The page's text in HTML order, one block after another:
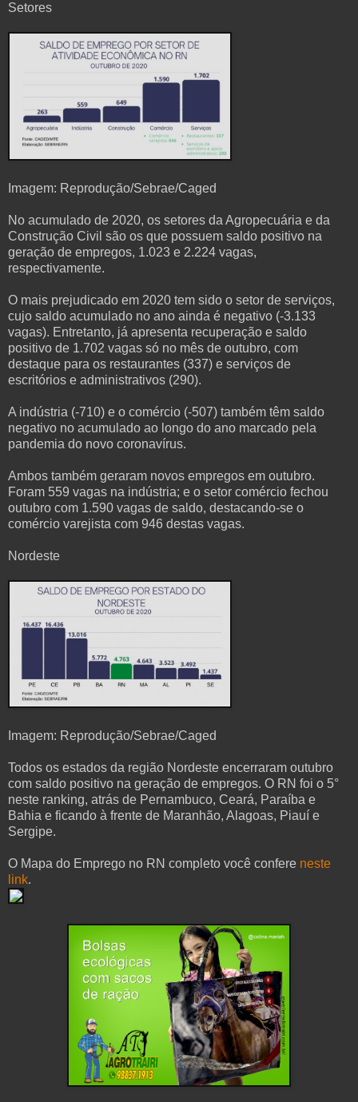
Setores
Imagem: Reprodução/Sebrae/Caged
No acumulado de 2020, os setores da Agropecuária e da
Construção Civil são os que possuem saldo positivo na
geração de empregos, 1.023 e 2.224 vagas,
respectivamente.
O mais prejudicado em 2020 tem sido o setor de serviços,
cujo saldo acumulado no ano ainda é negativo (-3.133
vagas). Entretanto, já apresenta recuperação e saldo
positivo de 1.702 vagas só no mês de outubro, com
destaque para os restaurantes (337) e serviços de
escritórios e administrativos (290).
A indústria (-710) e o comércio (-507) também têm saldo
negativo no acumulado ao longo do ano marcado pela
pandemia do novo coronavírus.
Ambos também geraram novos empregos em outubro.
Foram 559 vagas na indústria; e o setor comércio fechou
outubro com 1.590 vagas de saldo, destacando-se o
comércio varejista com 946 destas vagas.
Nordeste
Imagem: Reprodução/Sebrae/Caged
Todos os estados da região Nordeste encerraram outubro
com saldo positivo na geração de empregos. O RN foi o 5°
neste ranking, atrás de Pernambuco, Ceará, Paraíba e
Bahia e ficando à frente de Maranhão, Alagoas, Piauí e
Sergipe.
O Mapa do Emprego no RN completo você confere neste
link.